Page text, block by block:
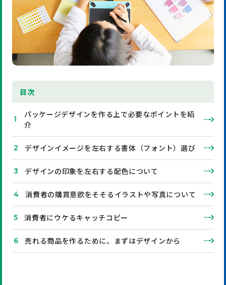
目 次
パッケージデザインを作る上で必要なポイントを紹
介
デザインイメージを左右する書体（フォント）選び
デザインの印象を左右する配色について
消費者の購買意欲をそそるイラストや写真について
消費者にウケるキャッチコピー
売れる商品を作るために、まずはデザインから